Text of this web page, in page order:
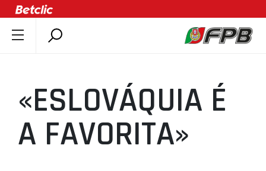
ÚLTIMAS
COMPETIÇÕES
ASSOCIAÇÕES
«ESLOVÁQUIA É
A FAVORITA»